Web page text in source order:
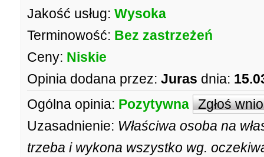
Jakość usług: Wysoka
Terminowość: Bez zastrzeżeń
Ceny: Niskie
Opinia dodana przez: Juras dnia:
Ogólna opinia: Pozytywna Zgłoś
Uzasadnienie: Właściwa osoba na
trzeba i wykona wszystko wg.